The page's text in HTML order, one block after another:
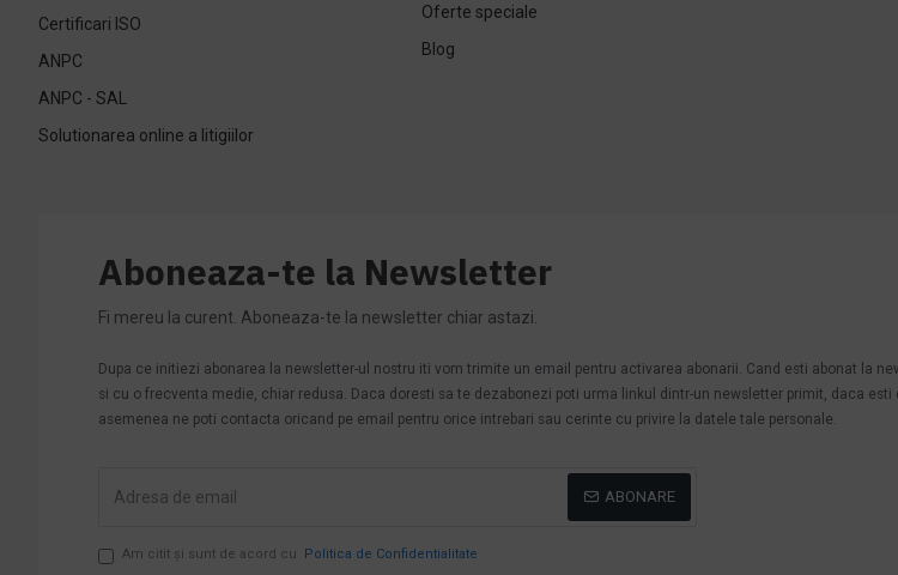
Certificari ISO
ANPC
ANPC - SAL
Solutionarea online a litigiilor
Oferte speciale
Blog
Aboneaza-te la Newsletter
Fi mereu la curent. Aboneaza-te la newsletter chiar astazi.
Dupa ce initiezi abonarea la newsletter-ul nostru iti vom trimite un email pentru activarea abonarii. Cand esti abonat la
si cu o frecventa medie, chiar redusa. Daca doresti sa te dezabonezi poti urma linkul dintr-un newsletter primit, daca
asemenea ne poti contacta oricand pe email pentru orice intrebari sau cerinte cu privire la datele tale personale.
ABONARE
Am citit şi sunt de acord cu Politica de Confidentialitate